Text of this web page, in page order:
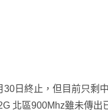
日終止，但目前只剩
北區900Mhz雖未傳